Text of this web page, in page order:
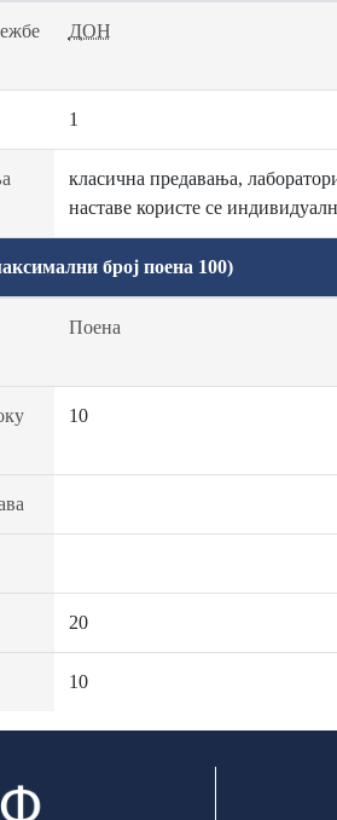
ДОН
1
класична предавања,
наставе користе се
број поена 100)
Поена
10
20
10